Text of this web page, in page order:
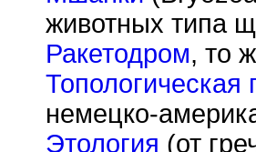
животных типа
Ракетодром, то
Топологическая
немецко-
Этология (от